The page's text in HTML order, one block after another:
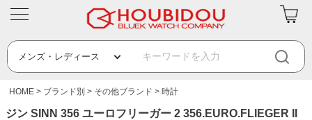
HOME ブランド別 その他ブランド 時計
ジン SINN 356 ユーロフリーガー 2 356.EURO.FLIEGER II